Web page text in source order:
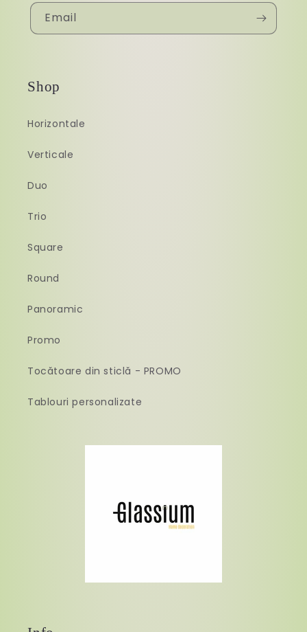
Email
Shop
Horizontale
Verticale
Duo
Trio
Square
Round
Panoramic
Promo
Tocătoare din sticlă - PROMO
Tablouri personalizate